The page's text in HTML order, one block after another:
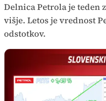
Delnica Petrola je teden
višje. Letos je vrednost
odstotkov.